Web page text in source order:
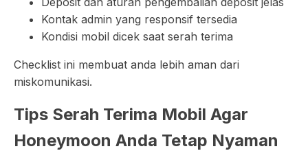
Kontak admin yang responsif tersedia
Kondisi mobil dicek saat serah terima
Checklist ini membuat anda lebih aman dari
miskomunikasi.
Tips Serah Terima Mobil Agar
Honeymoon Anda Tetap Nyaman